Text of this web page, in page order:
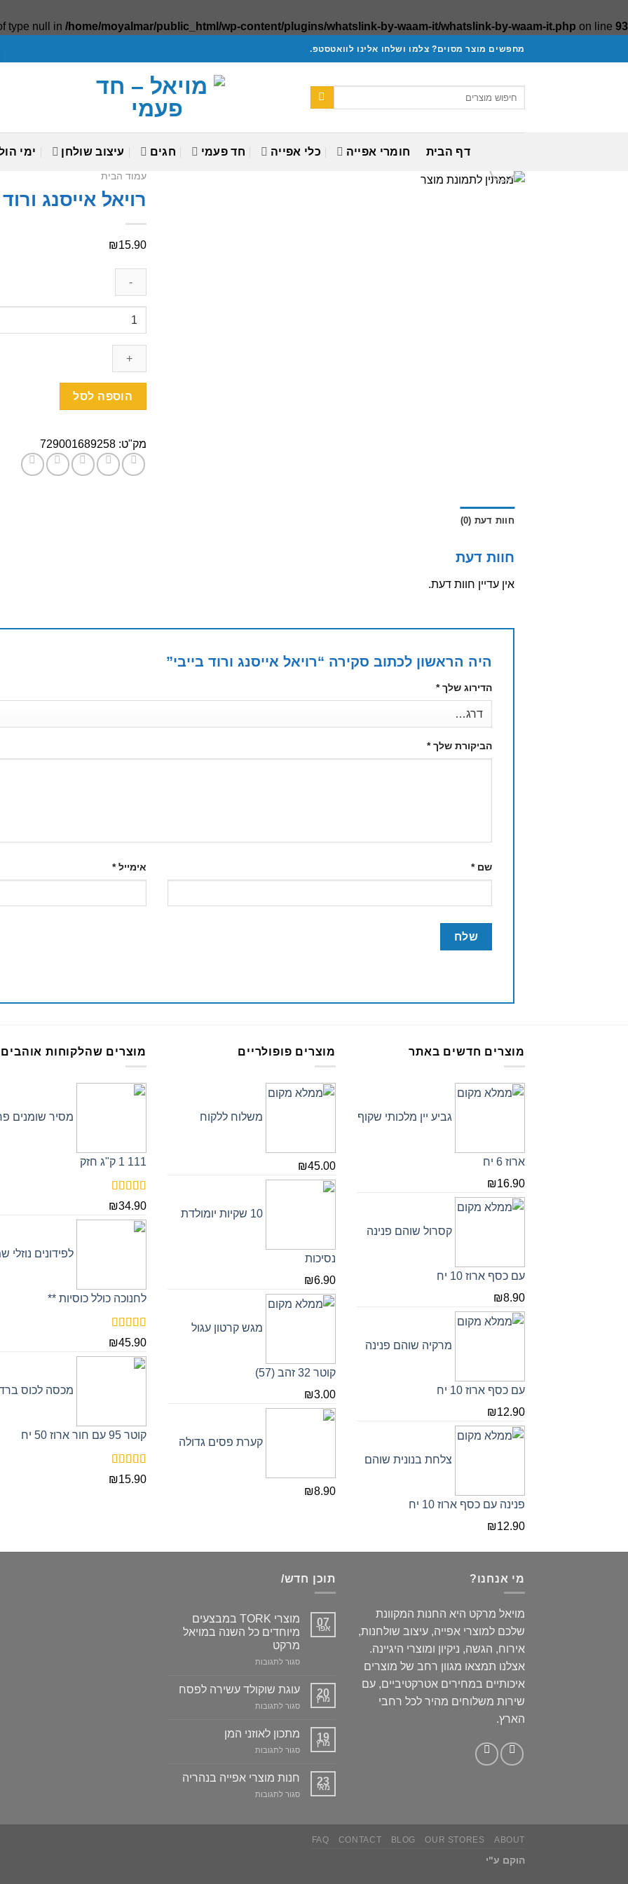
type null in /home/moyalmar/public_html/wp-content/plugins/whatslink-by-waam-it/whatslink-by-waam-it.php on line 93
to
מחפשים מוצר מסוים? צלמו ושלחו אלינו לוואטסטפ.
דף הבית חומרי אפייה כלי אפייה חד פעמי חגים עיצוב שולחן ימי
עמוד הבית
רויאל אייסנג ורוד
₪15.90
כמות
רויאל
אייסנג
בייביהוספה לסל
מק"ט: 729001689258
חוות דעת (0)
חוות דעת
אין עדיין חוות דעת.
היה הראשון לכתוב סקירה “רויאל אייסנג ורוד בייבי”
הדירוג שלך*
הביקורת שלך*
שם* אימייל*
מוצרים חדשים באתר
גביע יין מלכותי שקוף
ארוז 6 יח
₪16.90
קסרול שוהם פנינה
עם כסף ארוז 10 יח
₪8.90
מרקיה שוהם פנינה
עם כסף ארוז 10 יח
₪12.90
צלחת בנונית שוהם
פנינה עם כסף ארוז 10 יח
₪12.90
מוצרים פופולריים
משלוח ללקוח
₪45.00
10 שקיות יומולדת
נסיכות
₪6.90
מגש קרטון עגול
קוטר 32 זהב (57)
₪3.00
קערת פסים גדולה
₪8.90
מוצרים שהלקוחות אוהבים
מסיר שומנים
111 1 ק"ג חזק
דורג5.00
מתוך 5
₪34.90
לפידונים נוזלי
לחנוכה כולל כוסיות **
דורג5.00
מתוך 5
₪45.90
מכסה לכוס
קוטר 95 עם חור ארוז 50 יח
דורג5.00
מתוך 5
₪15.90
מי אנחנו?
מויאל מרקט היא החנות המקוונת
שלכם למוצרי אפייה, עיצוב שולחנות,
אירוח, הגשה, ניקיון ומוצרי היגיינה.
אצלנו תמצאו מגוון רחב של מוצרים
איכותיים במחירים אטרקטיביים, עם
שירות משלוחים מהיר לכל רחבי
הארץ.
תוכן חדש/
07
אפר
מוצרי TORK במבצעים
מיוחדים כל השנה במויאל
מרקט
סגור לתגובותעל
TORK
מיוחדים
השנה
20
מרץ
עוגת שוקולד עשירה לפסח
סגור לתגובותעל
שוקולד
לפסח
19
מרץ
מתכון לאוזני המן
סגור לתגובותעל
לאוזני
23
מאי
חנות מוצרי אפייה בנהריה
סגור לתגובותעל
ABOUT
OUR STORES
BLOG
CONTACT
FAQ
הוקם ע"י